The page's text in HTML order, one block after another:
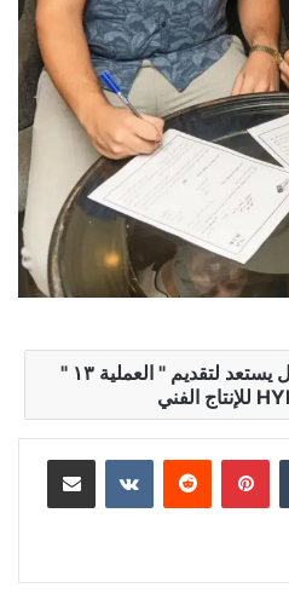
المنتج حسين يسري كامل يستعد لتقديم " العملية ١٣ "
بينتيريست مشاركة عبر البريد